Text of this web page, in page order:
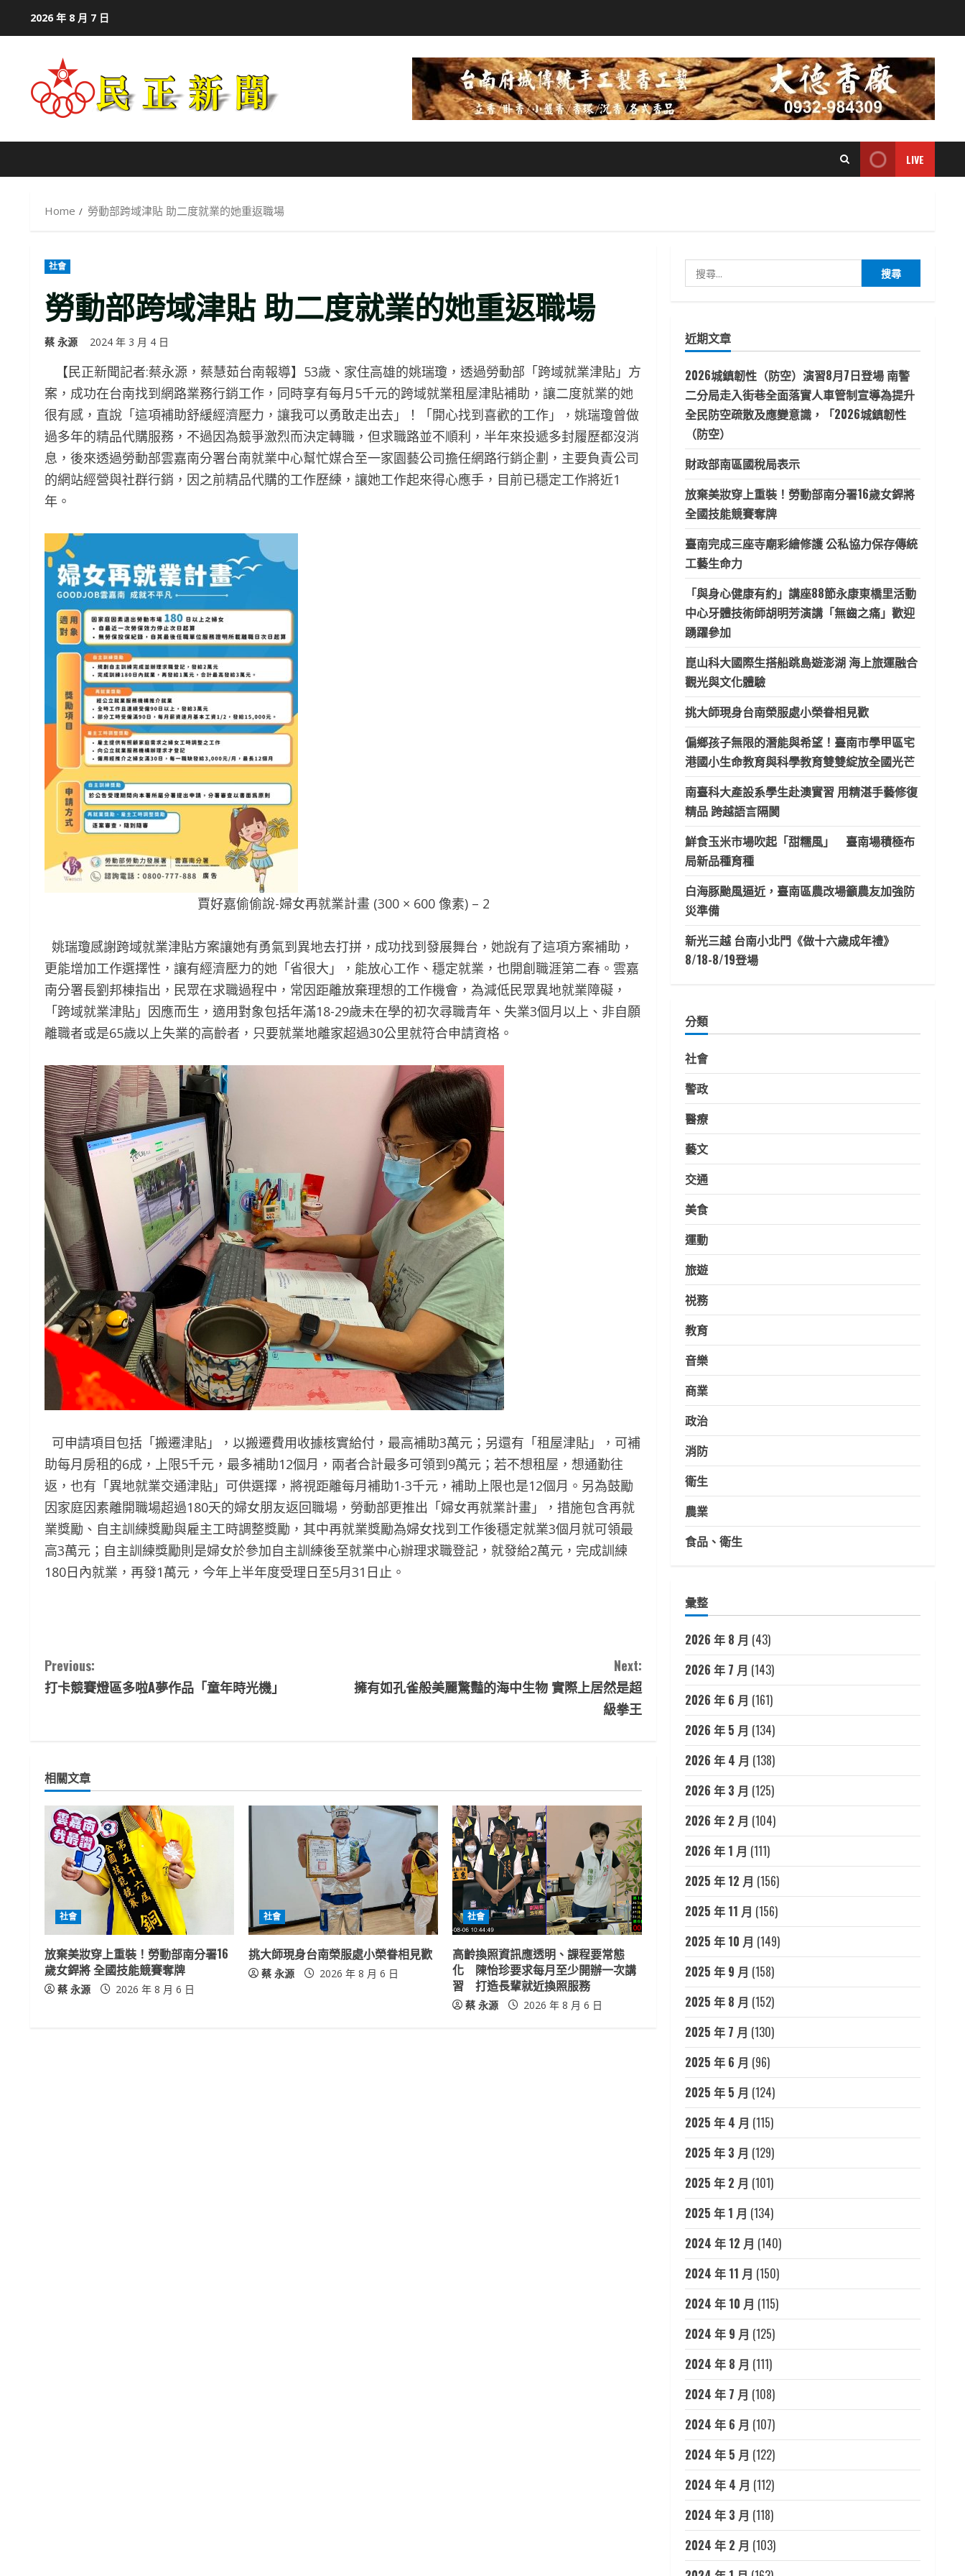
2026 年 8 月 7 日
LIVE
Home 勞動部跨域津貼 助二度就業的她重返職場
社會
勞動部跨域津貼 助二度就業的她重返職場
蔡 永源 2024 年 3 月 4 日
【民正新聞記者:蔡永源，蔡慧茹台南報導】53歲、家住高雄的姚瑞瓊，透過勞動部「跨域就業津貼」方
案，成功在台南找到網路業務行銷工作，同時享有每月5千元的跨域就業租屋津貼補助，讓二度就業的她
很有感，直說「這項補助舒緩經濟壓力，讓我可以勇敢走出去」！「開心找到喜歡的工作」，姚瑞瓊曾做
過多年的精品代購服務，不過因為競爭激烈而決定轉職，但求職路並不順利，半年來投遞多封履歷都沒消
息，後來透過勞動部雲嘉南分署台南就業中心幫忙媒合至一家園藝公司擔任網路行銷企劃，主要負責公司
的網站經營與社群行銷，因之前精品代購的工作歷練，讓她工作起來得心應手，目前已穩定工作將近1
年。
賈好嘉偷偷說-婦女再就業計畫 (300 × 600 像素) – 2
姚瑞瓊感謝跨域就業津貼方案讓她有勇氣到異地去打拼，成功找到發展舞台，她說有了這項方案補助，
更能增加工作選擇性，讓有經濟壓力的她「省很大」，能放心工作、穩定就業，也開創職涯第二春。雲嘉
南分署長劉邦棟指出，民眾在求職過程中，常因距離放棄理想的工作機會，為減低民眾異地就業障礙，
「跨域就業津貼」因應而生，適用對象包括年滿18-29歲未在學的初次尋職青年、失業3個月以上、非自願
離職者或是65歲以上失業的高齡者，只要就業地離家超過30公里就符合申請資格。
可申請項目包括「搬遷津貼」，以搬遷費用收據核實給付，最高補助3萬元；另還有「租屋津貼」，可補
助每月房租的6成，上限5千元，最多補助12個月，兩者合計最多可領到9萬元；若不想租屋，想通勤往
返，也有「異地就業交通津貼」可供選擇，將視距離每月補助1-3千元，補助上限也是12個月。另為鼓勵
因家庭因素離開職場超過180天的婦女朋友返回職場，勞動部更推出「婦女再就業計畫」，措施包含再就
業獎勵、自主訓練獎勵與雇主工時調整獎勵，其中再就業獎勵為婦女找到工作後穩定就業3個月就可領最
高3萬元；自主訓練獎勵則是婦女於參加自主訓練後至就業中心辦理求職登記，就發給2萬元，完成訓練
180日內就業，再發1萬元，今年上半年度受理日至5月31日止。
C
o
i
n
u
R
e
a
d
Previous:
打卡競賽燈區多啦A夢作品「童年時光機」
Next:
擁有如孔雀般美麗驚豔的海中生物 實際上居然是超
級拳王
相關文章
社會
放棄美妝穿上重裝！勞動部南分署16
歲女銲將 全國技能競賽奪牌
蔡 永源 2026 年 8 月 6 日
社會
挑大師現身台南榮服處小榮眷相見歡
蔡 永源 2026 年 8 月 6 日
社會
高齡換照資訊應透明、課程要常態
化 陳怡珍要求每月至少開辦一次講
習 打造長輩就近換照服務
蔡 永源 2026 年 8 月 6 日
尋
字:
近期文章
2026城鎮韌性（防空）演習8月7日登場 南警
二分局走入街巷全面落實人車管制宣導為提升
全民防空疏散及應變意識，「2026城鎮韌性
（防空）
財政部南區國稅局表示
放棄美妝穿上重裝！勞動部南分署16歲女銲將
全國技能競賽奪牌
臺南完成三座寺廟彩繪修護 公私協力保存傳統
工藝生命力
「與身心健康有約」講座88節永康東橋里活動
中心牙體技術師胡明芳演講「無齒之痛」歡迎
踴躍參加
崑山科大國際生搭船跳島遊澎湖 海上旅運融合
觀光與文化體驗
挑大師現身台南榮服處小榮眷相見歡
偏鄉孩子無限的潛能與希望！臺南市學甲區宅
港國小生命教育與科學教育雙雙綻放全國光芒
南臺科大產設系學生赴澳實習 用精湛手藝修復
精品 跨越語言隔閡
鮮食玉米市場吹起「甜糯風」 臺南場積極布
局新品種育種
白海豚颱風逼近，臺南區農改場籲農友加強防
災準備
新光三越 台南小北門《做十六歲成年禮》
8/18-8/19登場
分類
社會
警政
醫療
藝文
交通
美食
運動
旅遊
祱務
教育
音樂
商業
政治
消防
衛生
農業
食品、衛生
彙整
2026 年 8 月 (43)
2026 年 7 月 (143)
2026 年 6 月 (161)
2026 年 5 月 (134)
2026 年 4 月 (138)
2026 年 3 月 (125)
2026 年 2 月 (104)
2026 年 1 月 (111)
2025 年 12 月 (156)
2025 年 11 月 (156)
2025 年 10 月 (149)
2025 年 9 月 (158)
2025 年 8 月 (152)
2025 年 7 月 (130)
2025 年 6 月 (96)
2025 年 5 月 (124)
2025 年 4 月 (115)
2025 年 3 月 (129)
2025 年 2 月 (101)
2025 年 1 月 (134)
2024 年 12 月 (140)
2024 年 11 月 (150)
2024 年 10 月 (115)
2024 年 9 月 (125)
2024 年 8 月 (111)
2024 年 7 月 (108)
2024 年 6 月 (107)
2024 年 5 月 (122)
2024 年 4 月 (112)
2024 年 3 月 (118)
2024 年 2 月 (103)